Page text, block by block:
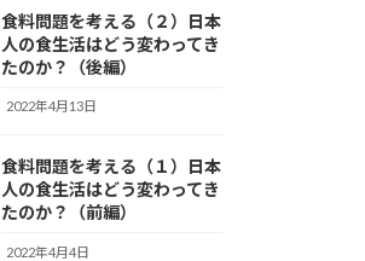
食料問題を考える（２）日本
人の食生活はどう変わってき
たのか？（後編）
2022年4月13日
食料問題を考える（１）日本
人の食生活はどう変わってき
たのか？（前編）
2022年4月4日